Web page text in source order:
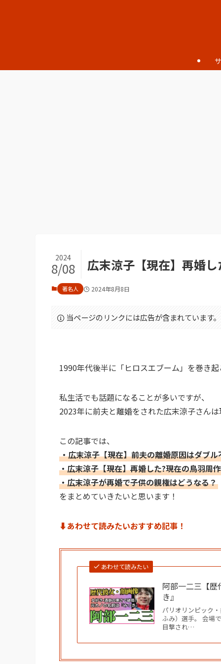
広末涼子【現在】再婚
2024
8/08
著名人 2024年8月8日
当ページのリンクには広告が含まれています。
1990年代後半に「ヒロスエブーム」を巻き
私生活でも話題になることが多いですが、
2023年に前夫と離婚をされた広末涼子さん
この記事では、
・広末涼子【現在】前夫の離婚原因はダブル
・広末涼子【現在】再婚した?現在の鳥羽周
・広末涼子が再婚で子供の親権はどうなる？
をまとめていきたいと思います！
⬇︎あわせて読みたいおすすめ記事！
あわせて読みたい
阿部一二三【歴
き』
パリオリンピック
ふみ）選手。 会場
目撃され…